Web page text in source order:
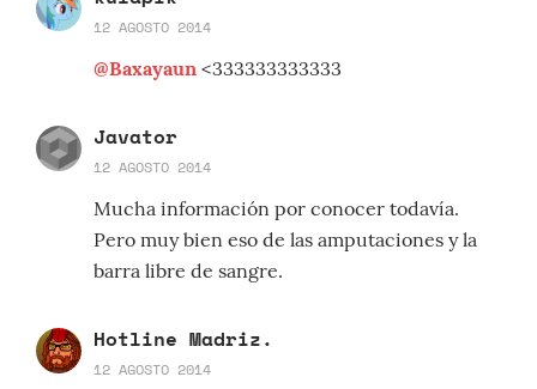
12 AGOSTO 2014
@Baxayaun <333333333333
Javator
12 AGOSTO 2014
Mucha información por conocer todavía.
Pero muy bien eso de las amputaciones y la
barra libre de sangre.
Hotline Madriz.
12 AGOSTO 2014